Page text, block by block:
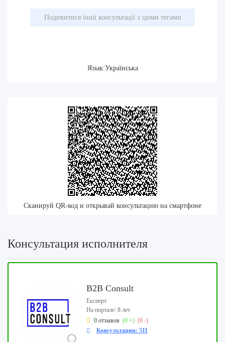
Подивитися інші консультації з цими тегами
Язык:Українська
Сканируй QR-код и открывай консультацию на смартфоне
Консультация исполнителя
B2B Consult
Експерт
На портале: 8 лет
0 отзывов (0 +) (0 -)
Консультации: 511